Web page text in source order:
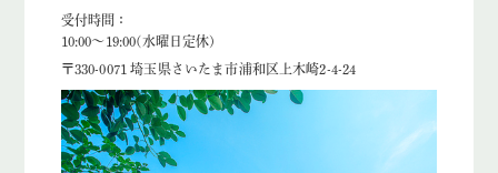
受付時間：
10:00〜19:00(水曜日定休)
〒330-0071 埼玉県さいたま市浦和区上木崎2-4-24